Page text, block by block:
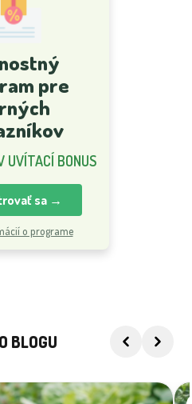
pre
UVÍTACÍ BONUS
sa →
o programe
BLOGU